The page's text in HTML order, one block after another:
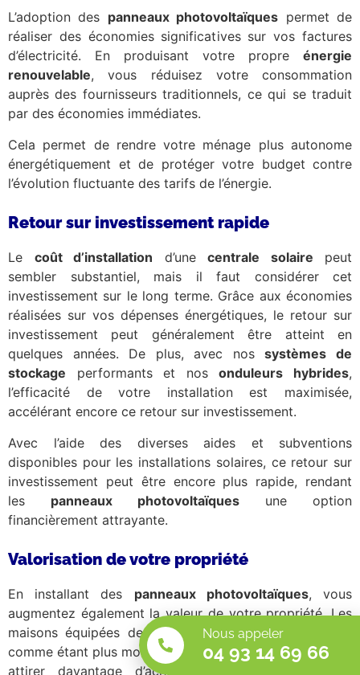
L’adoption des panneaux photovoltaïques permet de
réaliser des économies significatives sur vos factures
d’électricité. En produisant votre propre énergie
renouvelable, vous réduisez votre consommation
auprès des fournisseurs traditionnels, ce qui se traduit
par des économies immédiates.
Cela permet de rendre votre ménage plus autonome
énergétiquement et de protéger votre budget contre
l’évolution fluctuante des tarifs de l’énergie.
Retour sur investissement rapide
Le coût d’installation d’une centrale solaire peut
sembler substantiel, mais il faut considérer cet
investissement sur le long terme. Grâce aux économies
réalisées sur vos dépenses énergétiques, le retour sur
investissement peut généralement être atteint en
quelques années. De plus, avec nossystèmes de
stockage performants et nosonduleurs hybrides,
l’efficacité de votre installation est maximisée,
accélérant encore ce retour sur investissement.
Avec l’aide des diverses aides et subventions
disponibles pour les installations solaires, ce retour sur
investissement peut être encore plus rapide, rendant
les panneaux photovoltaïques une option
financièrement attrayante.
Valorisation de votre propriété
En installant des panneaux photovoltaïques, vous
augmentez également la valeur de votre propriété. Les
maisons équipées de telles installations sont perçues
comme étant plus modernes et écologiques, ce qui peut
attirer davantage d’acheteurs potentiels. Dans un
Nous appeler
04 93 14 69 66